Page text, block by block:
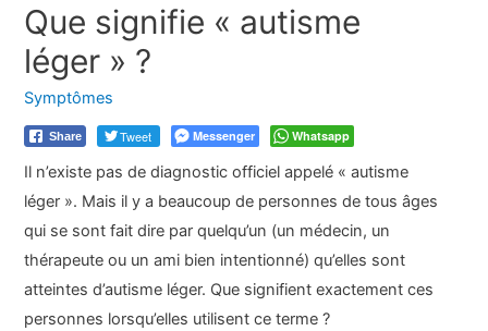
Que signifie « autisme
léger » ?
Symptômes
Share Tweet Messenger Whatsapp
Il n’existe pas de diagnostic officiel appelé « autisme
léger ». Mais il y a beaucoup de personnes de tous âges
qui se sont fait dire par quelqu’un (un médecin, un
thérapeute ou un ami bien intentionné) qu’elles sont
atteintes d’autisme léger. Que signifient exactement ces
personnes lorsqu’elles utilisent ce terme ?